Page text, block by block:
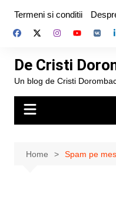
content
Termeni si conditii
De Cristi
Un blog de Cristi
Home Spam pe